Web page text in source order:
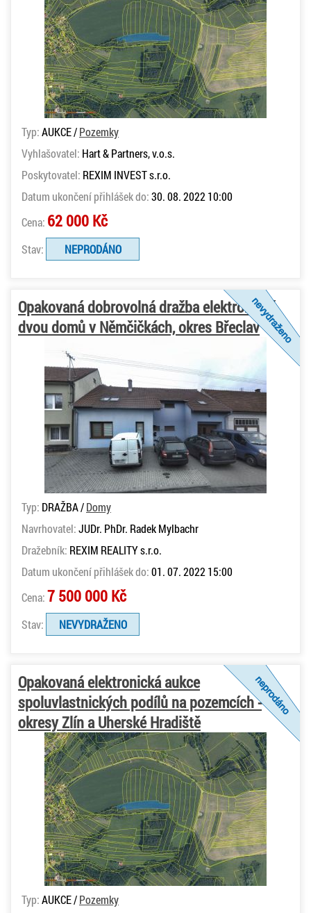
Typ:AUKCE /Pozemky
Vyhlašovatel: Hart & Partners, v.o.s.
Poskytovatel: REXIM INVEST s.r.o.
Datum ukončení přihlášek do:30. 08. 2022 10:00
Cena: 62 000 Kč
Stav: NEPRODÁNO
Opakovaná dobrovolná dražba elektronická
dvou domů v Němčičkách, okres Břeclav
Typ: DRAŽBA /Domy
Navrhovatel:JUDr. PhDr. Radek Mylbachr
Dražebník: REXIM REALITY s.r.o.
Datum ukončení přihlášek do:01. 07. 2022 15:00
Cena:7 500 000 Kč
Stav: NEVYDRAŽENO
Opakovaná elektronická aukce
spoluvlastnických podílů na pozemcích -
okresy Zlín a Uherské Hradiště
Typ:AUKCE /Pozemky